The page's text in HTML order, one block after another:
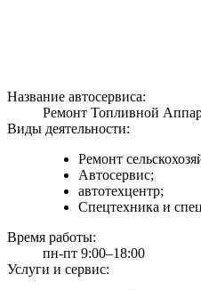
Название автосервиса:
Ремонт Топливной
Виды деятельности:
Ремонт
Автосервис;
автотехцентр;
Спецтехника и
Время работы:
пн-пт 9:00–18:00
Услуги и сервис: